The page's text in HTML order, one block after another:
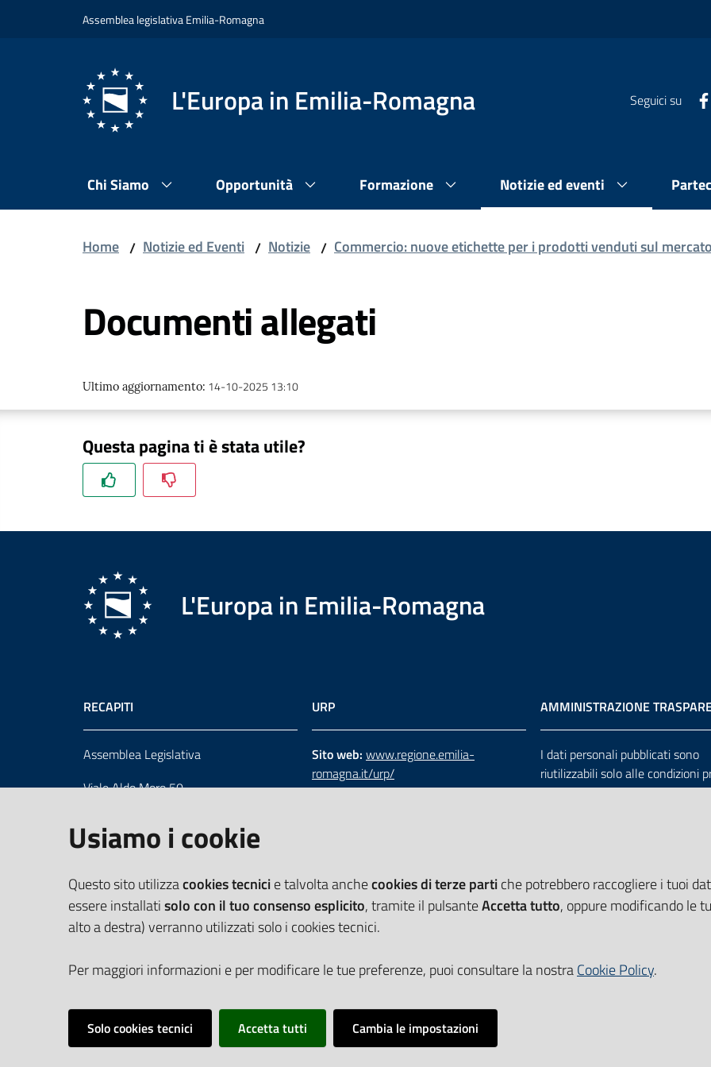
Vai al contenuto
Vai alla navigazioneAssemblea legislativa Emilia-Romagna
L'Europa in Emilia-Romagna Seguici su
Chi Siamo Opportunità Formazione Notizie ed eventi
Home / Notizie ed Eventi / Notizie / Commercio: nuove etichette per i prodotti venduti sul
Documenti allegati
Ultimo aggiornamento: 14-10-2025 13:10
Questa pagina ti è stata utile?
L'Europa in Emilia-Romagna
RECAPITI
Assemblea Legislativa
Viale Aldo Moro 50
Centralino 051 5275226
Cerca telefoni e indirizzi
URP
Sito web: www.regione.emilia-
romagna.it/urp/
Numero verde:800.66.22.00
AMMINISTRAZIONE
I dati personali pubblicati sono
riutilizzabili solo alle condizioni
dalla direttiva comunitaria
Vai alla pagina
Usiamo i cookie
Questo sito utilizzacookies tecnicie talvolta anchecookies di terze partiche potrebbero raccogliere i tuoi
essere installatisolo con il tuo consenso esplicito, tramite il pulsanteAccetta tutto, oppure modificando le
alto a destra) verranno utilizzati solo i cookies tecnici.
Per maggiori informazioni e per modificare le tue preferenze, puoi consultare la nostraCookie Policy.
Solo cookies tecnici Accetta tutti Cambia le impostazioni